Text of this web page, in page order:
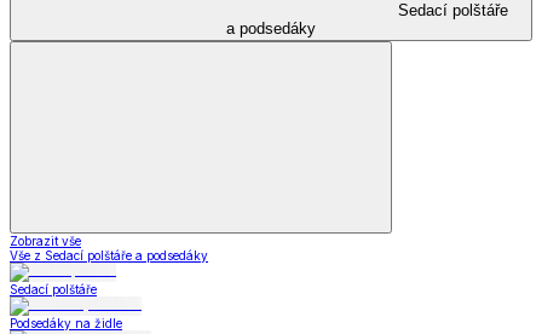
Sedací polštáře
a podsedáky
Zobrazit vše
Vše z Sedací polštáře a podsedáky
Sedací polštáře
Podsedáky na židle